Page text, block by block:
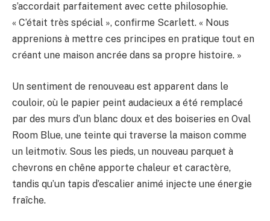
s’accordait parfaitement avec cette philosophie.
« C’était très spécial », confirme Scarlett. « Nous
apprenions à mettre ces principes en pratique tout en
créant une maison ancrée dans sa propre histoire. »
Un sentiment de renouveau est apparent dans le
couloir, où le papier peint audacieux a été remplacé
par des murs d’un blanc doux et des boiseries en Oval
Room Blue, une teinte qui traverse la maison comme
un leitmotiv. Sous les pieds, un nouveau parquet à
chevrons en chêne apporte chaleur et caractère,
tandis qu’un tapis d’escalier animé injecte une énergie
fraîche.